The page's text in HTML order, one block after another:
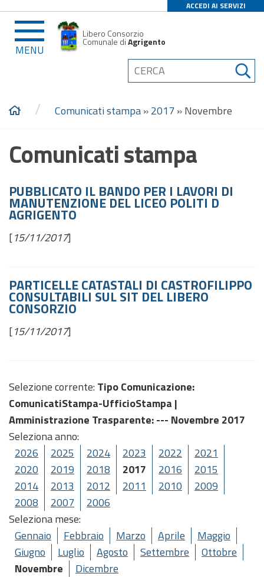
ACCEDI AI SERVIZI
MENU
Libero Consorzio
Comunale diAgrigento
/ Comunicati stampa»2017»Novembre
Comunicati stampa
PUBBLICATO IL BANDO PER I LAVORI DI
MANUTENZIONE DEL LICEO POLITI D
AGRIGENTO
[15/11/2017]
PARTICELLE CATASTALI DI CASTROFILIPPO
CONSULTABILI SUL SIT DEL LIBERO
CONSORZIO
[15/11/2017]
Selezione corrente: Tipo Comunicazione:
ComunicatiStampa-UfficioStampa |
Amministrazione Trasparente: --- Novembre 2017
Seleziona anno:
2026
2025 2024 2023 2022
2021
2020
2019 2018 2017 2016
2015
2014
2013 2012 2011 2010
2009
2008
2007
2006
Seleziona mese:
Gennaio
Febbraio Marzo Aprile
Maggio
Giugno
Luglio Agosto Settembre
Ottobre
Novembre
Dicembre